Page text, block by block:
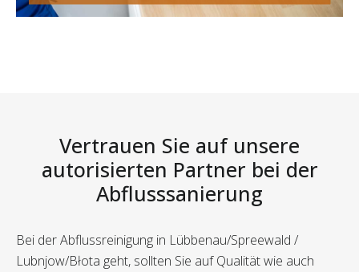
Vertrauen Sie auf unsere
autorisierten Partner bei der
Abflusssanierung
Bei der Abflussreinigung in Lübbenau/Spreewald /
Lubnjow/Błota geht, sollten Sie auf Qualität wie auch